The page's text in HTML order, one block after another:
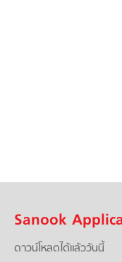
Sanook
ดาวน์โหลดได้แล้ววันนี้